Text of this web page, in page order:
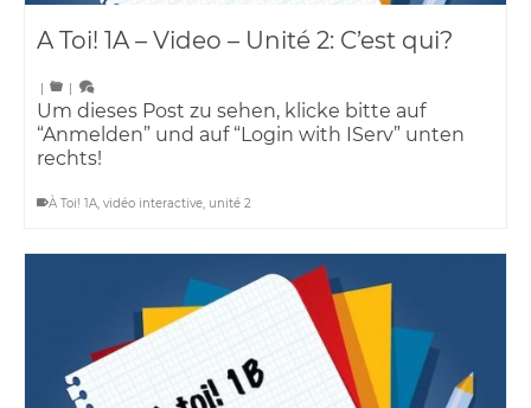
A Toi! 1A – Video – Unité 2: C’est qui?
| |
Um dieses Post zu sehen, klicke bitte auf
“Anmelden” und auf “Login with IServ” unten
rechts!
À Toi! 1A, vidéo interactive, unité 2